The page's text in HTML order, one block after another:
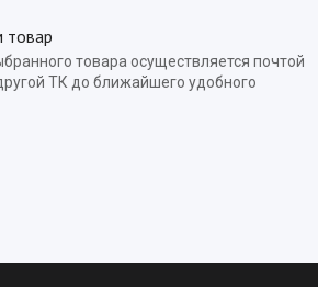
товар
товара осуществляется почтой
ТК до ближайшего удобного